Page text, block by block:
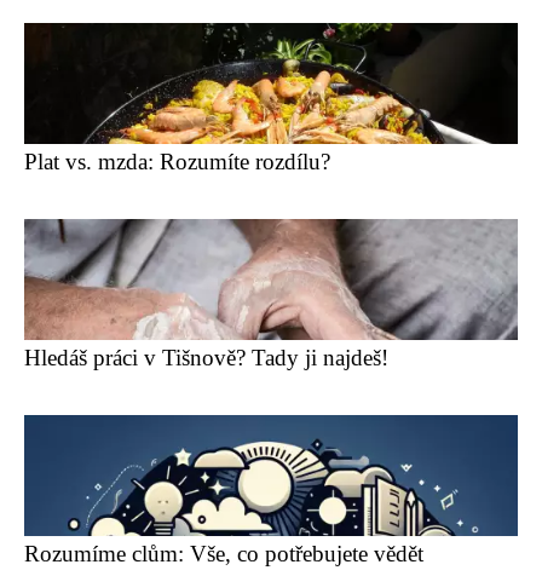
Plat vs. mzda: Rozumíte rozdílu?
Hledáš práci v Tišnově? Tady ji najdeš!
Rozumíme clům: Vše, co potřebujete vědět